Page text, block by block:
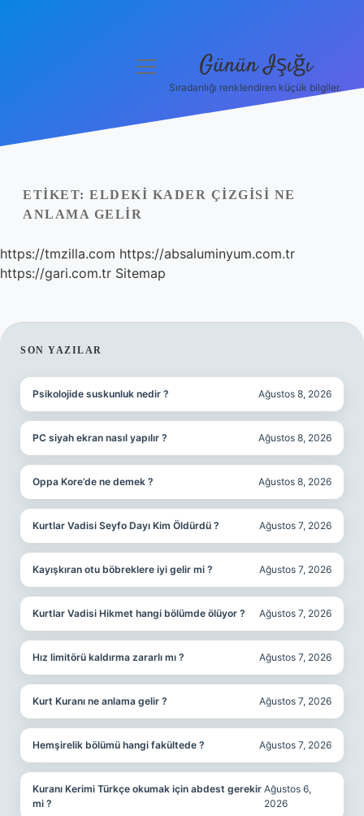
Yasal Uyarı
menüyü
Günün Işığı
Sıradanlığı renklendiren küçük bilgiler.
ETIKET: ELDEKI KADER ÇIZGISI NE
ANLAMA GELIR
https://tmzilla.com https://absaluminyum.com.tr
https://gari.com.tr Sitemap
SIDEBAR
SON YAZILAR
Psikolojide suskunluk nedir ? Ağustos 8, 2026
PC siyah ekran nasıl yapılır ? Ağustos 8, 2026
Oppa Kore’de ne demek ? Ağustos 8, 2026
Kurtlar Vadisi Seyfo Dayı Kim Öldürdü ? Ağustos 7, 2026
Kayışkıran otu böbreklere iyi gelir mi ? Ağustos 7, 2026
Kurtlar Vadisi Hikmet hangi bölümde ölüyor ? Ağustos 7, 2026
Hız limitörü kaldırma zararlı mı ? Ağustos 7, 2026
Kurt Kuranı ne anlama gelir ? Ağustos 7, 2026
Hemşirelik bölümü hangi fakültede ? Ağustos 7, 2026
Kuranı Kerimi Türkçe okumak için abdest gerekir
mi ?
Ağustos 6,
2026